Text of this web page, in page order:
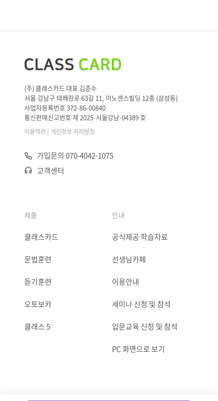
(주) 클래스카드 대표 김준수
서울 강남구 테헤란로 63길 11, 이노센스빌딩 12층 (삼성동)
사업자등록번호 372-86-00840
통신판매신고번호 제 2025-서울강남-04389 호
이용약관 | 개인정보 처리방침
가입문의 070-4042-1075
고객센터
제품
클래스카드
문법훈련
듣기훈련
오토보카
클래스 5
안내
공식제공 학습자료
선생님카페
이용안내
세미나 신청 및 참석
입문교육 신청 및 참석
PC 화면으로 보기